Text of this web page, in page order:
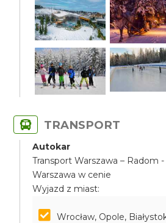
TRANSPORT
Autokar
Transport Warszawa – Radom
Warszawa w cenie
Wyjazd z miast:
Wrocław, Opole,